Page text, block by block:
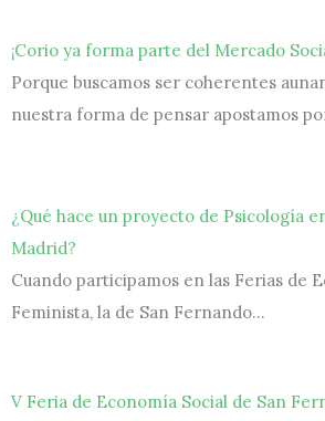
¡Corio ya forma parte del Mercado
Porque buscamos ser coherentes
nuestra forma de pensar apostamos
¿Qué hace un proyecto de Psicología
Madrid?
Cuando participamos en las Ferias de
Feminista, la de San Fernando…
V Feria de Economía Social de San